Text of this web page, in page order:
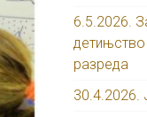
6.5.2026.
детињство
разреда
30.4.2026.